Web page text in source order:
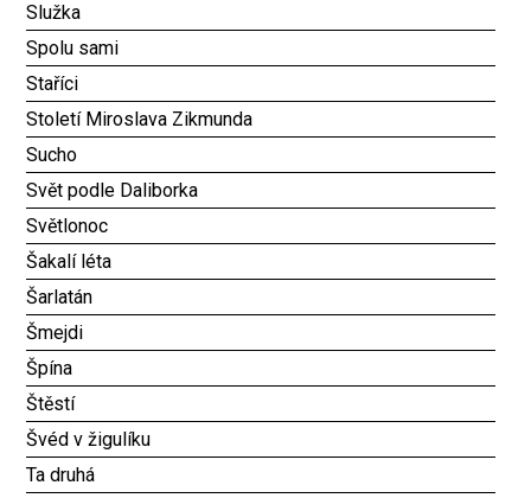
Služka
Spolu sami
Staříci
Století Miroslava Zikmunda
Sucho
Svět podle Daliborka
Světlonoc
Šakalí léta
Šarlatán
Šmejdi
Špína
Štěstí
Švéd v žigulíku
Ta druhá